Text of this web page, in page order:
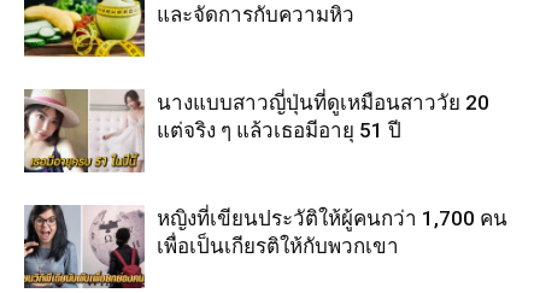
และจัดการกับความหิว
นางแบบสาวญี่ปุ่นที่ดูเหมือนสาววัย 20
แต่จริง ๆ แล้วเธอมีอายุ 51 ปี
หญิงที่เขียนประวัติให้ผู้คนกว่า 1,700 คน
เพื่อเป็นเกียรติให้กับพวกเขา